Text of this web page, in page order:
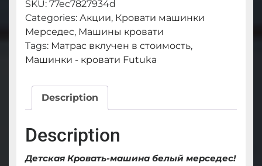
quantity
SKU: 77ec7827934d
Categories: Акции, Кровати машинки
Мерседес, Машины кровати
Tags: Матрас вклучен в стоимость,
Машинки - кровати Futuka
Description
Description
Детская Кровать-машина белый мерседес!